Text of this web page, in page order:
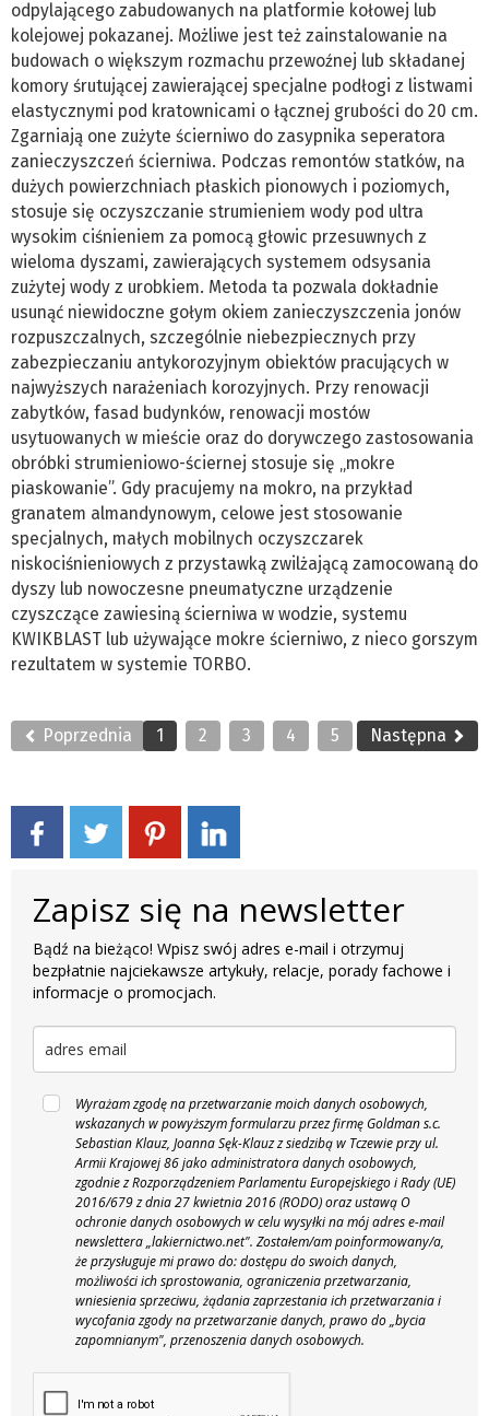
odpylającego zabudowanych na platformie kołowej lub
kolejowej pokazanej. Możliwe jest też zainstalowanie na
budowach o większym rozmachu przewoźnej lub składanej
komory śrutującej zawierającej specjalne podłogi z listwami
elastycznymi pod kratownicami o łącznej grubości do 20 cm.
Zgarniają one zużyte ścierniwo do zasypnika seperatora
zanieczyszczeń ścierniwa. Podczas remontów statków, na
dużych powierzchniach płaskich pionowych i poziomych,
stosuje się oczyszczanie strumieniem wody pod ultra
wysokim ciśnieniem za pomocą głowic przesuwnych z
wieloma dyszami, zawierających systemem odsysania
zużytej wody z urobkiem. Metoda ta pozwala dokładnie
usunąć niewidoczne gołym okiem zanieczyszczenia jonów
rozpuszczalnych, szczególnie niebezpiecznych przy
zabezpieczaniu antykorozyjnym obiektów pracujących w
najwyższych narażeniach korozyjnych. Przy renowacji
zabytków, fasad budynków, renowacji mostów
usytuowanych w mieście oraz do dorywczego zastosowania
obróbki strumieniowo-ściernej stosuje się „mokre
piaskowanie”. Gdy pracujemy na mokro, na przykład
granatem almandynowym, celowe jest stosowanie
specjalnych, małych mobilnych oczyszczarek
niskociśnieniowych z przystawką zwilżającą zamocowaną do
dyszy lub nowoczesne pneumatyczne urządzenie
czyszczące zawiesiną ścierniwa w wodzie, systemu
KWIKBLAST lub używające mokre ścierniwo, z nieco gorszym
rezultatem w systemie TORBO.
Poprzednia 1 2 3 4 5 Następna
Zapisz się na newsletter
Bądź na bieżąco! Wpisz swój adres e-mail i otrzymuj
bezpłatnie najciekawsze artykuły, relacje, porady fachowe i
informacje o promocjach.
Wyrażam zgodę na przetwarzanie moich danych osobowych,
wskazanych w powyższym formularzu przez firmę Goldman s.c.
Sebastian Klauz, Joanna Sęk-Klauz z siedzibą w Tczewie przy ul.
Armii Krajowej 86 jako administratora danych osobowych,
zgodnie z Rozporządzeniem Parlamentu Europejskiego i Rady (UE)
2016/679 z dnia 27 kwietnia 2016 (RODO) oraz ustawą O
ochronie danych osobowych w celu wysyłki na mój adres e-mail
newslettera „lakiernictwo.net". Zostałem/am poinformowany/a,
że przysługuje mi prawo do: dostępu do swoich danych,
możliwości ich sprostowania, ograniczenia przetwarzania,
wniesienia sprzeciwu, żądania zaprzestania ich przetwarzania i
wycofania zgody na przetwarzanie danych, prawo do „bycia
zapomnianym", przenoszenia danych osobowych.